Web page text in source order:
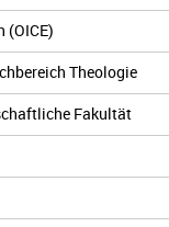
(OICE)
Theologie
Fakultät